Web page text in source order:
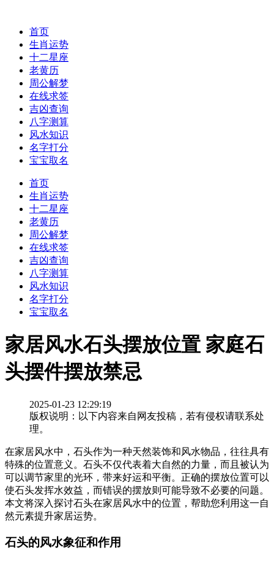
首页
生肖运势
十二星座
老黄历
周公解梦
在线求签
吉凶查询
八字测算
风水知识
名字打分
宝宝取名
首页
生肖运势
十二星座
老黄历
周公解梦
在线求签
吉凶查询
八字测算
风水知识
名字打分
宝宝取名
家居风水石头摆放位置 家庭石
头摆件摆放禁忌
2025-01-23 12:29:19
版权说明：以下内容来自网友投稿，若有侵权请联系处
理。
在家居风水中，石头作为一种天然装饰和风水物品，往往具有
特殊的位置意义。石头不仅代表着大自然的力量，而且被认为
可以调节家里的光环，带来好运和平衡。正确的摆放位置可以
使石头发挥水效益，而错误的摆放则可能导致不必要的问题。
本文将深入探讨石头在家居风水中的位置，帮助您利用这一自
然元素提升家居运势。
石头的风水象征和作用